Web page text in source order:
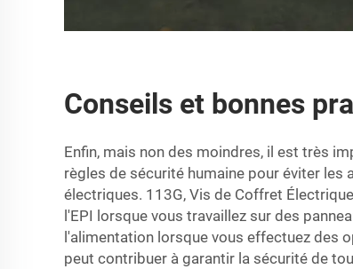
Conseils et bonnes
Enfin, mais non des moindres, il est très
règles de sécurité humaine pour éviter les
électriques. 113G, Vis de Coffret
l'EPI lorsque vous travaillez sur des
l'alimentation lorsque vous effectuez des
peut contribuer à garantir la sécurité de